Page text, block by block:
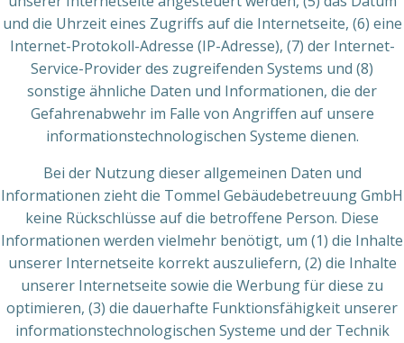
und die Uhrzeit eines Zugriffs auf die Internetseite, (6) eine
Internet-Protokoll-Adresse (IP-Adresse), (7) der Internet-
Service-Provider des zugreifenden Systems und (8)
sonstige ähnliche Daten und Informationen, die der
Gefahrenabwehr im Falle von Angriffen auf unsere
informationstechnologischen Systeme dienen.
Bei der Nutzung dieser allgemeinen Daten und
Informationen zieht die Tommel Gebäudebetreuung GmbH
keine Rückschlüsse auf die betroffene Person. Diese
Informationen werden vielmehr benötigt, um (1) die Inhalte
unserer Internetseite korrekt auszuliefern, (2) die Inhalte
unserer Internetseite sowie die Werbung für diese zu
optimieren, (3) die dauerhafte Funktionsfähigkeit unserer
informationstechnologischen Systeme und der Technik